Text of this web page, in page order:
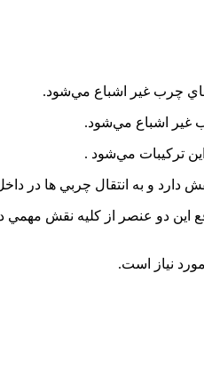
چرب غير اشباع مي‌شود.
غير اشباع مي‌شود.
تركيبات مي‌شود .
دارد و به انتقال چربي ها در
دو عنصر از كليه نقش مهمي
نياز است.